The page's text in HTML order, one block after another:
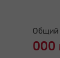
Общий
000